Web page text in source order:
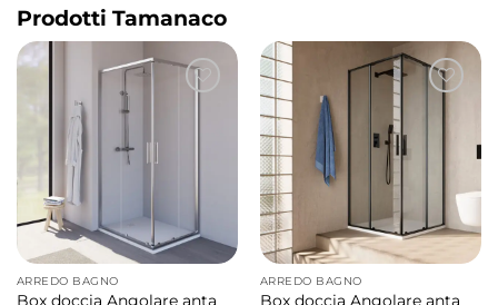
Prodotti Tamanaco
ARREDO BAGNO
Box doccia Angolare anta
ARREDO BAGNO
Box doccia Angolare anta